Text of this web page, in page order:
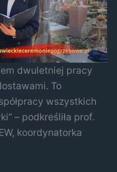
dwuletniej pracy
To
wszystkich
– podkreśliła prof.
koordynatorka